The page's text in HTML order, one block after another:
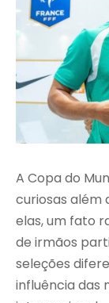
A Copa do
curiosas além
elas, um fato
de irmãos
seleções
influência das